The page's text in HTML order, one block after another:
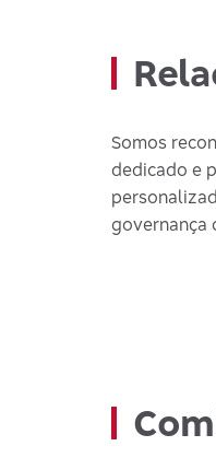
Somos
dedicado e
governança